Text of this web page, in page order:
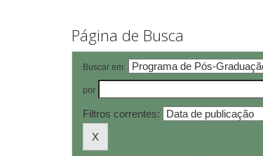
Página de Busca
Buscar em:
por
Filtros correntes: